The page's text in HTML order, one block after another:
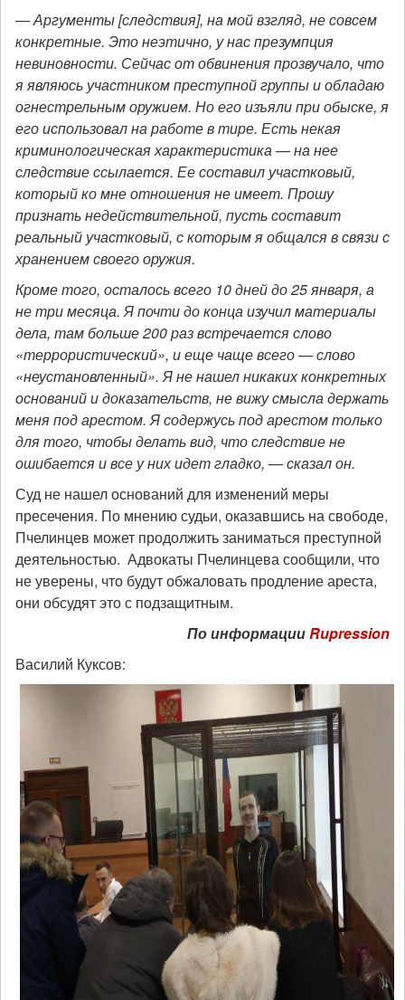
— Аргументы [следствия], на мой взгляд, не совсем
конкретные. Это неэтично, у нас презумпция
невиновности. Сейчас от обвинения прозвучало, что
я являюсь участником преступной группы и обладаю
огнестрельным оружием. Но его изъяли при обыске, я
его использовал на работе в тире. Есть некая
криминологическая характеристика — на нее
следствие ссылается. Ее составил участковый,
который ко мне отношения не имеет. Прошу
признать недействительной, пусть составит
реальный участковый, с которым я общался в связи с
хранением своего оружия.
Кроме того, осталось всего 10 дней до 25 января, а
не три месяца. Я почти до конца изучил материалы
дела, там больше 200 раз встречается слово
«террористический», и еще чаще всего — слово
«неустановленный». Я не нашел никаких конкретных
оснований и доказательств, не вижу смысла держать
меня под арестом. Я содержусь под арестом только
для того, чтобы делать вид, что следствие не
ошибается и все у них идет гладко, — сказал он.
Суд не нашел оснований для изменений меры
пресечения. По мнению судьи, оказавшись на свободе,
Пчелинцев может продолжить заниматься преступной
деятельностью. Адвокаты Пчелинцева сообщили, что
не уверены, что будут обжаловать продление ареста,
они обсудят это с подзащитным.
По информацииRupression
Василий Куксов: